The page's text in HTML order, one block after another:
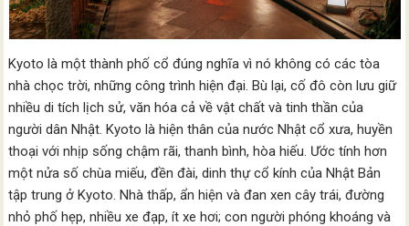
Kyoto là một thành phố cổ đúng nghĩa vì nó không có các tòa
nhà chọc trời, những công trình hiện đại. Bù lại, cố đô còn lưu giữ
nhiều di tích lịch sử, văn hóa cả về vật chất và tinh thần của
người dân Nhật. Kyoto là hiện thân của nước Nhật cổ xưa, huyền
thoại với nhịp sống chậm rãi, thanh bình, hòa hiếu. Ước tính hơn
một nửa số chùa miếu, đền đài, dinh thự cổ kính của Nhật Bản
tập trung ở Kyoto. Nhà thấp, ẩn hiện và đan xen cây trái, đường
nhỏ phố hẹp, nhiều xe đạp, ít xe hơi; con người phóng khoáng và